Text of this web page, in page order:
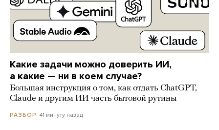
Какие задачи можно доверить ИИ,
а какие — ни в коем случае?
Большая инструкция о том, как отдать ChatGPT,
Claude и другим ИИ часть бытовой рутины
РАЗБОР 41 минуту назад